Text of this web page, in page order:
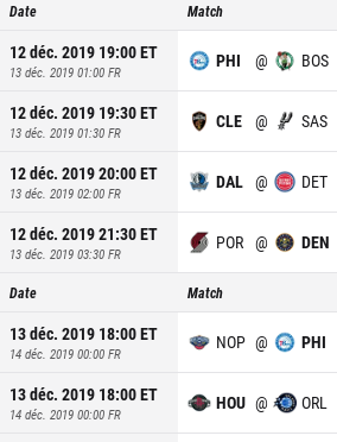
Date Match
12 déc. 2019 19:00ET
13 déc. 2019 01:00 FR
PHI @ BOS
12 déc. 2019 19:30ET
13 déc. 2019 01:30 FR
CLE @ SAS
12 déc. 2019 20:00ET
13 déc. 2019 02:00 FR
DAL @ DET
12 déc. 2019 21:30ET
13 déc. 2019 03:30 FR
POR @ DEN
Date Match
13 déc. 2019 18:00ET
14 déc. 2019 00:00 FR
NOP @ PHI
13 déc. 2019 18:00ET
14 déc. 2019 00:00 FR
HOU @ ORL